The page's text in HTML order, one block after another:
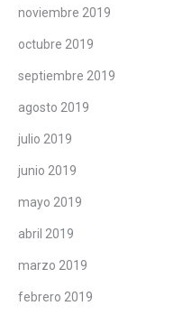
noviembre 2019
octubre 2019
septiembre 2019
agosto 2019
julio 2019
junio 2019
mayo 2019
abril 2019
marzo 2019
febrero 2019